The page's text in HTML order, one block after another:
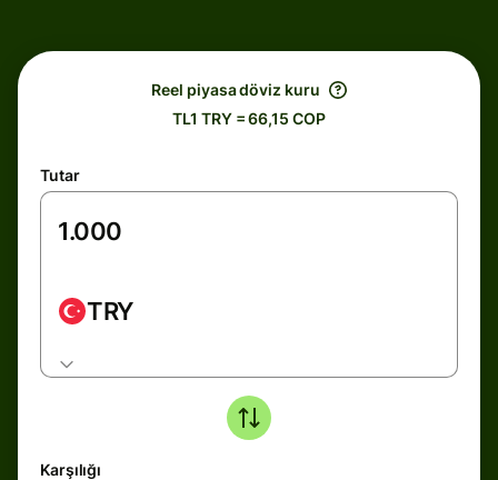
Reel piyasa döviz kuru
TL1 TRY = 66,15 COP
Tutar
TRY
Karşılığı